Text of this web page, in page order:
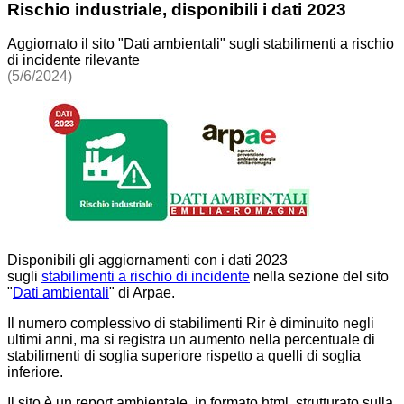
Rischio industriale, disponibili i dati 2023
Aggiornato il sito "Dati ambientali" sugli stabilimenti a rischio
di incidente rilevante
(5/6/2024)
Disponibili gli aggiornamenti con i dati 2023
sugli stabilimenti a rischio di incidente nella sezione del sito
"Dati ambientali" di Arpae.
Il numero complessivo di stabilimenti Rir è diminuito negli
ultimi anni, ma si registra un aumento nella percentuale di
stabilimenti di soglia superiore rispetto a quelli di soglia
inferiore.